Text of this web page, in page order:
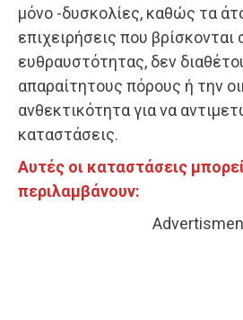
μόνο -δυσκολίες, καθώς τα
επιχειρήσεις που
ευθραυστότητας, δεν
απαραίτητους πόρους ή την
ανθεκτικότητα για να
καταστάσεις.
Αυτές οι καταστάσεις
περιλαμβάνουν: